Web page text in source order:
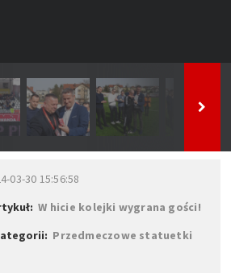
03-30 15:56:58
W hicie kolejki wygrana gości!
Przedmeczowe statuetki